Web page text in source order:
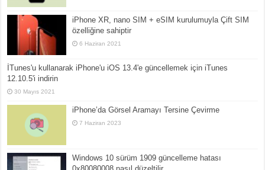
iPhone XR, nano SIM + eSIM kurulumuyla Çift SIM
özelliğine sahiptir
6 Haziran 2021
İTunes'u kullanarak iPhone'u iOS 13.4'e güncellemek için iTunes
12.10.5'i indirin
30 Mayıs 2021
iPhone’da Görsel Aramayı Tersine Çevirme
7 Haziran 2023
Windows 10 sürüm 1909 güncelleme hatası